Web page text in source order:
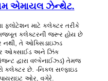
એમાયલ ઝેન્થેટ.
ફ્લોટેશન માટે કલેક્ટર તરીકે
કલેક્ટરની જરૂર હોય છે
નથી, તે ઓક્સિડાઇઝ્ડ
ઓક્સાઈડ અને ઝિંક
દ્વારા વલ્કેનાઈઝ્ડ) તેમજ
કલેક્ટર છે. -નિકલ સલ્ફાઇડ
ઓર, વગેરે.